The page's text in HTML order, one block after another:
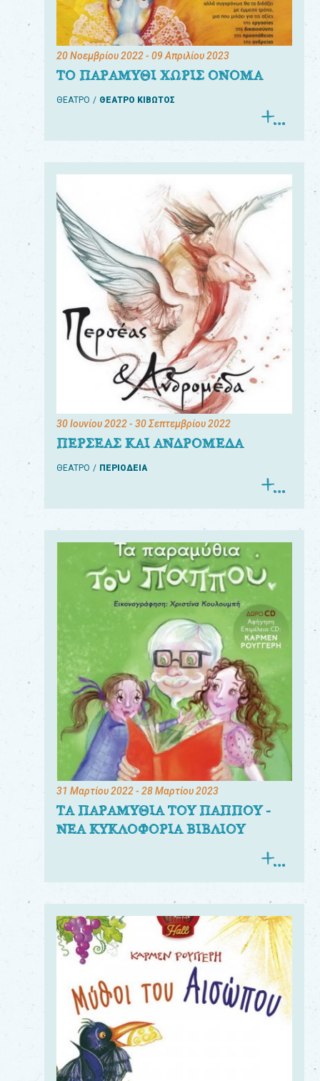
20 Νοεμβρίου 2022- 09 Απριλίου 2023
ΤΟ ΠΑΡΑΜΥΘΙ ΧΩΡΙΣ ΟΝΟΜΑ
ΘΕΑΤΡΟ ΘΕΑΤΡΟ ΚΙΒΩΤΟΣ
30 Ιουνίου 2022- 30 Σεπτεμβρίου 2022
ΠΕΡΣΕΑΣ ΚΑΙ ΑΝΔΡΟΜΕΔΑ
ΘΕΑΤΡΟ ΠΕΡΙΟΔΕΙΑ
31 Μαρτίου 2022- 28 Μαρτίου 2023
ΤΑ ΠΑΡΑΜΥΘΙΑ ΤΟΥ ΠΑΠΠΟΥ -
ΝΕΑ ΚΥΚΛΟΦΟΡΙΑ ΒΙΒΛΙΟΥ